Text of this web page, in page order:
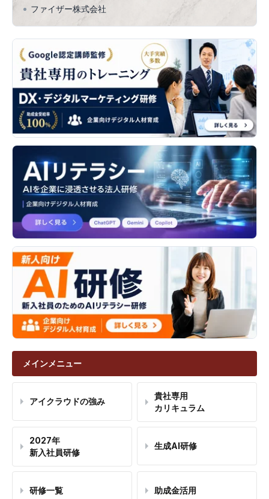
ファイザー株式会社
メインメニュー
アイクラウドの強み
貴社専用
カリキュラム
2027年
新入社員研修
生成AI研修
研修一覧 助成金活用